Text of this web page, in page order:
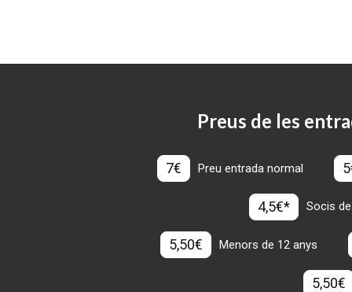
Preus de les
7€ Preu entrada normal
4,5€* Socis
5,50€ Menors de 12 anys
5,50€